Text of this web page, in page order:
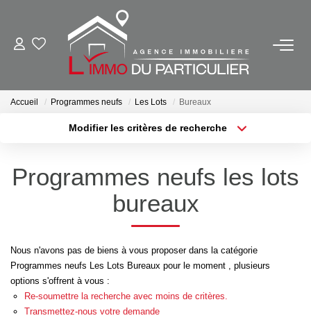
NOS BIENS EN VENTE
Ancien
Neuf
NOS BIENS VENDUS
Contact
Notre Équipe
Accueil Programmes neufs Les Lots Bureaux
Modifier les critères de recherche
Surface min Budget max
Programmes neufs les lots
bureaux
Nous n'avons pas de biens à vous proposer dans la catégorie
Programmes neufs Les Lots Bureaux pour le moment , plusieurs
options s'offrent à vous :
Re-soumettre la recherche avec moins de critères.
Transmettez-nous votre demande